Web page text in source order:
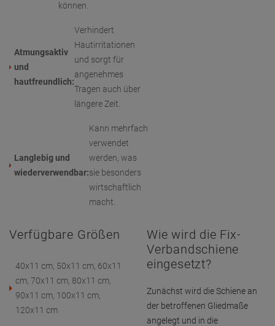
können.
Atmungsaktiv
und
hautfreundlich:
Verhindert
Hautirritationen
und sorgt für
angenehmes
Tragen auch über
längere Zeit.
Langlebig und
wiederverwendbar:
Kann mehrfach
verwendet
werden, was
sie besonders
wirtschaftlich
macht.
Verfügbare Größen
40x11 cm, 50x11 cm, 60x11
cm, 70x11 cm, 80x11 cm,
90x11 cm, 100x11 cm,
120x11 cm
Wie wird die Fix-
Verbandschiene
eingesetzt?
Zunächst wird die Schiene an
der betroffenen Gliedmaße
angelegt und in die